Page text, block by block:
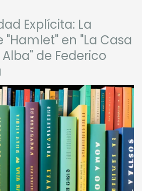
Explícita: La
en "La Casa
de Federico